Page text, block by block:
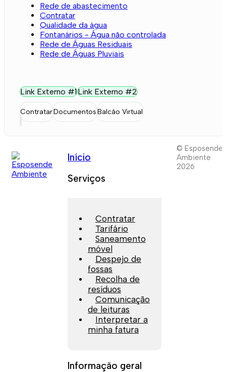
Rede de abastecimento
Contratar
Qualidade da água
Fontanários - Água não controlada
Rede de Águas Residuais
Rede de Águas Pluviais
Link Externo #1Link Externo #2
ContratarDocumentosBalcão Virtual
Início
Serviços
Contratar
Tarifário
Saneamento
móvel
Despejo de
fossas
Recolha de
resíduos
Comunicação
de leituras
Interpretar a
minha fatura
Informação geral
© Esposende
Ambiente
2026